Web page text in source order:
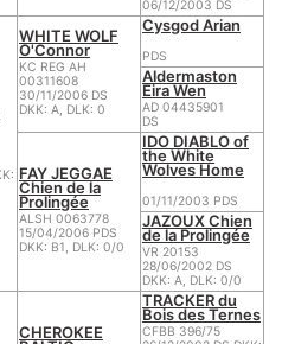
06/12/2003 DS
WHITE WOLF
O'Connor
KC REG AH
00311608
30/11/2006 DS
DKK: A, DLK: 0
Cysgod Arian
PDS
Aldermaston
Eira Wen
AD 04435901
DS
FAY JEGGAE
Chien de la
Prolingée
ALSH 0063778
15/04/2006 PDS
DKK: B1, DLK: 0/0
IDO DIABLO of
the White
Wolves Home
01/11/2003 PDS
JAZOUX Chien
de la Prolingée
VR 20153
28/06/2002 DS
DKK: A, DLK: 0/0
CHEROKEE
TRACKER du
Bois des Ternes
CFBB 396/75